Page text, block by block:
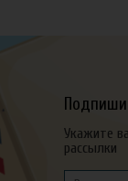
Укажите
рассылки